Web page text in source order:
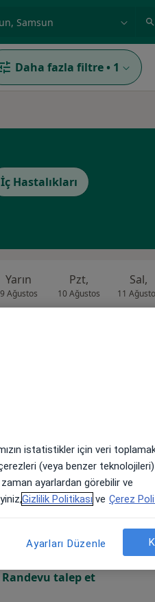
Daha fazla filtre • 1
İç Hastalıkları
Yarın
9 Ağustos
Pzt,
10 Ağustos
Sal,
11
Yarın
9 Ağustos
Pzt,
10 Ağustos
Sal,
11
randevu erişime kapalı
Randevu talep et
istatistikler için veri
(veya benzer
ayarlardan görebilir ve
Gizlilik Politikası ve Çerez
Ayarları Düzenle